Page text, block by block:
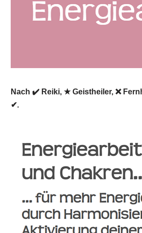
Nach ✔️ Reiki, ★ Geistheiler, ❌
✔.